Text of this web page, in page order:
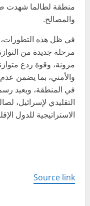
منطقة لطالما شهدت
والمصالح.
في ظل هذه
مرحلة جديدة من
مرونة، وقوة ردع
والأمني، بما يضمن
في المنطقة، ويعيد
التقليدي لإسرائيل،
الاستراتيجية للدول
Source link